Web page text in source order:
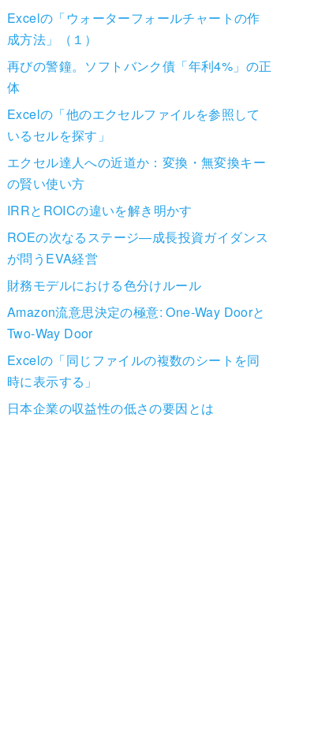
Excelの「ウォーターフォールチャートの作
成方法」（１）
再びの警鐘。ソフトバンク債「年利4%」の正
体
Excelの「他のエクセルファイルを参照して
いるセルを探す」
エクセル達人への近道か：変換・無変換キー
の賢い使い方
IRRとROICの違いを解き明かす
ROEの次なるステージ―成長投資ガイダンス
が問うEVA経営
財務モデルにおける色分けルール
Amazon流意思決定の極意: One-Way Doorと
Two-Way Door
Excelの「同じファイルの複数のシートを同
時に表示する」
日本企業の収益性の低さの要因とは